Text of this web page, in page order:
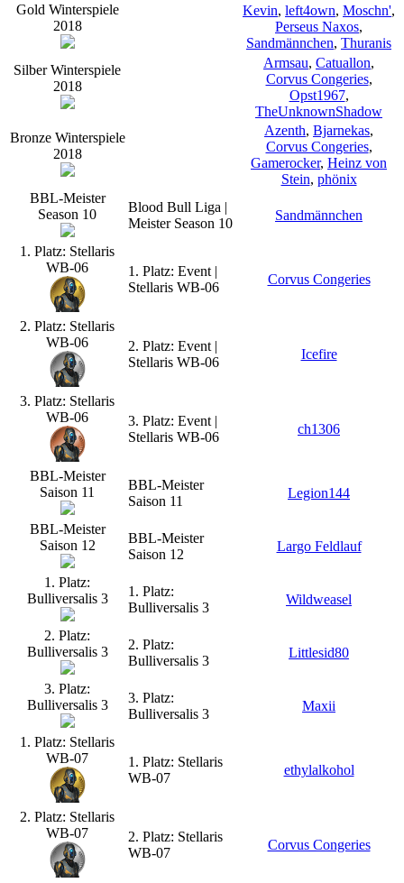
Gold Winterspiele
2018
Kevin, left4own, Moschn',
Perseus Naxos,
Sandmännchen, Thuranis
Silber Winterspiele
2018
Armsau, Catuallon,
Corvus Congeries,
Opst1967,
TheUnknownShadow
Bronze Winterspiele
2018
Azenth, Bjarnekas,
Corvus Congeries,
Gamerocker, Heinz von
Stein, phönix
BBL-Meister
Season 10
Blood Bull Liga |
Meister Season 10
Sandmännchen
1. Platz: Stellaris
WB-06
1. Platz: Event |
Stellaris WB-06
Corvus Congeries
2. Platz: Stellaris
WB-06
2. Platz: Event |
Stellaris WB-06
Icefire
3. Platz: Stellaris
WB-06
3. Platz: Event |
Stellaris WB-06
ch1306
BBL-Meister
Saison 11
BBL-Meister
Saison 11
Legion144
BBL-Meister
Saison 12
BBL-Meister
Saison 12
Largo Feldlauf
1. Platz:
Bulliversalis 3
1. Platz:
Bulliversalis 3
Wildweasel
2. Platz:
Bulliversalis 3
2. Platz:
Bulliversalis 3
Littlesid80
3. Platz:
Bulliversalis 3
3. Platz:
Bulliversalis 3
Maxii
1. Platz: Stellaris
WB-07
1. Platz: Stellaris
WB-07
ethylalkohol
2. Platz: Stellaris
WB-07
2. Platz: Stellaris
WB-07
Corvus Congeries